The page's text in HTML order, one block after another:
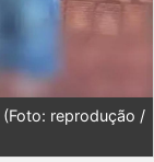
reprodução /